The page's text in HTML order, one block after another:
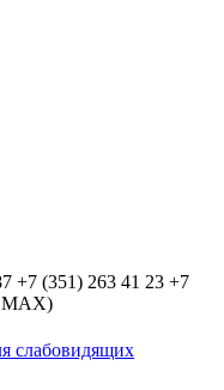
+7 (351) 263 41 23 +7
MAX)
слабовидящих